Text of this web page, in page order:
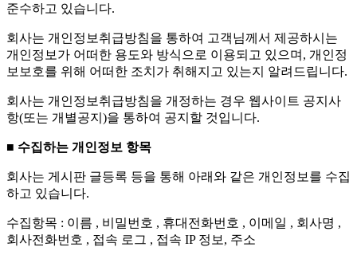
준수하고 있습니다.
회사는 개인정보취급방침을 통하여 고객님께서 제공하시는
개인정보가 어떠한 용도와 방식으로 이용되고 있으며, 개인정
보보호를 위해 어떠한 조치가 취해지고 있는지 알려드립니다.
회사는 개인정보취급방침을 개정하는 경우 웹사이트 공지사
항(또는 개별공지)을 통하여 공지할 것입니다.
■ 수집하는 개인정보 항목
회사는 게시판 글등록 등을 통해 아래와 같은 개인정보를 수집
하고 있습니다.
수집항목 : 이름 , 비밀번호 , 휴대전화번호 , 이메일 , 회사명 ,
회사전화번호 , 접속 로그 , 접속 IP 정보, 주소